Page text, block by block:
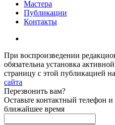
Мастера
Публикации
Контакты
При воспроизведении
обязательна установка
страницу с этой публикацией
сайта
Перезвонить вам?
Оставьте контактный телефон
ближайшее время